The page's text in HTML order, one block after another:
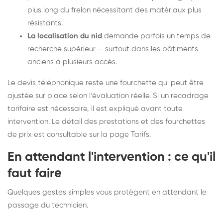
plus long du frelon nécessitant des matériaux plus
résistants.
La localisation du nid demande parfois un temps de
recherche supérieur — surtout dans les bâtiments
anciens à plusieurs accès.
Le devis téléphonique reste une fourchette qui peut être
ajustée sur place selon l'évaluation réelle. Si un recadrage
tarifaire est nécessaire, il est expliqué avant toute
intervention. Le détail des prestations et des fourchettes
de prix est consultable sur la page Tarifs.
En attendant l'intervention : ce qu'il
faut faire
Quelques gestes simples vous protègent en attendant le
passage du technicien.